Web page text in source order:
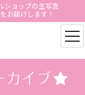
ショップの生写真
お届けします！
Hello Project Official